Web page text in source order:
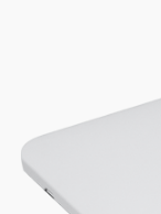
Руководство
AUX ARV мануал
Инструкция
AUX Коды
С этим